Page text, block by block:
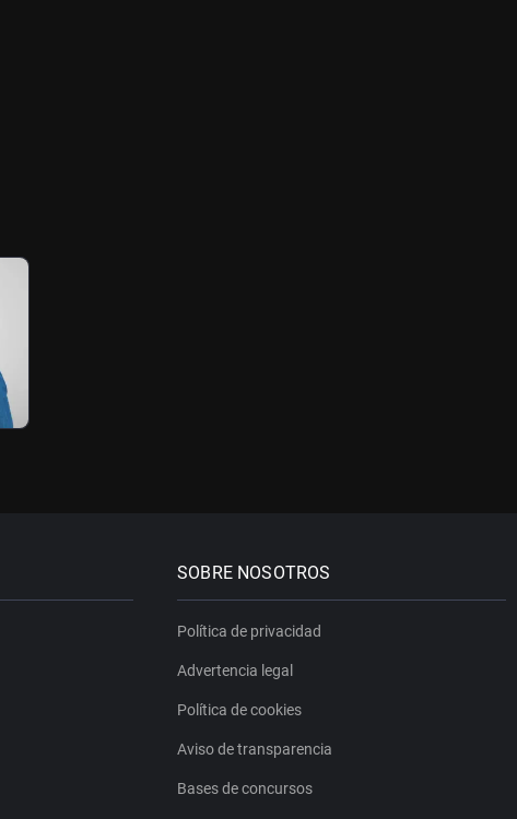
SOBRE NOSOTROS
Política de privacidad
Advertencia legal
Política de cookies
Aviso de transparencia
Bases de concursos